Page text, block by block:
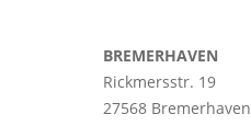
BREMERHAVEN
Rickmersstr. 19
27568 Bremerhaven